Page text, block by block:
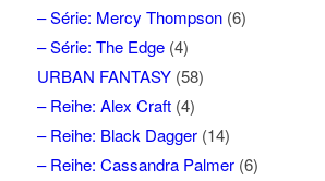
– Série: Mercy Thompson(6)
– Série: The Edge(4)
URBAN FANTASY(58)
– Reihe: Alex Craft(4)
– Reihe: Black Dagger(14)
– Reihe: Cassandra Palmer(6)